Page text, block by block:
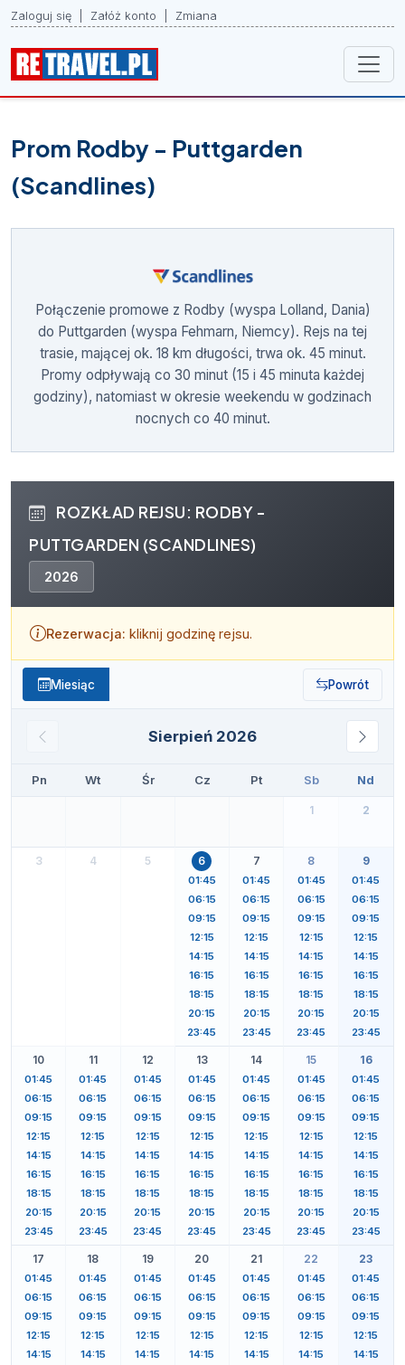
Zaloguj się Załóż konto Zmiana
Prom Rodby - Puttgarden
(Scandlines)
Połączenie promowe z Rodby (wyspa Lolland, Dania)
do Puttgarden (wyspa Fehmarn, Niemcy). Rejs na tej
trasie, mającej ok. 18 km długości, trwa ok. 45 minut.
Promy odpływają co 30 minut (15 i 45 minuta każdej
godziny), natomiast w okresie weekendu w godzinach
nocnych co 40 minut.
ROZKŁAD REJSU: RODBY -
PUTTGARDEN (SCANDLINES)
2026
Rezerwacja: kliknij godzinę rejsu.
Miesiąc Powrót
Sierpień 2026
Pn Wt Śr Cz Pt Sb Nd
1 2
3 4 5 6
01:45
06:15
09:15
12:15
14:15
16:15
18:15
20:15
23:45
7
01:45
06:15
09:15
12:15
14:15
16:15
18:15
20:15
23:45
8
01:45
06:15
09:15
12:15
14:15
16:15
18:15
20:15
23:45
9
01:45
06:15
09:15
12:15
14:15
16:15
18:15
20:15
23:45
10
01:45
06:15
09:15
12:15
14:15
16:15
18:15
20:15
23:45
11
01:45
06:15
09:15
12:15
14:15
16:15
18:15
20:15
23:45
12
01:45
06:15
09:15
12:15
14:15
16:15
18:15
20:15
23:45
13
01:45
06:15
09:15
12:15
14:15
16:15
18:15
20:15
23:45
14
01:45
06:15
09:15
12:15
14:15
16:15
18:15
20:15
23:45
15
01:45
06:15
09:15
12:15
14:15
16:15
18:15
20:15
23:45
16
01:45
06:15
09:15
12:15
14:15
16:15
18:15
20:15
23:45
17
01:45
06:15
09:15
12:15
14:15
18
01:45
06:15
09:15
12:15
14:15
19
01:45
06:15
09:15
12:15
14:15
20
01:45
06:15
09:15
12:15
14:15
21
01:45
06:15
09:15
12:15
14:15
22
01:45
06:15
09:15
12:15
14:15
23
01:45
06:15
09:15
12:15
14:15